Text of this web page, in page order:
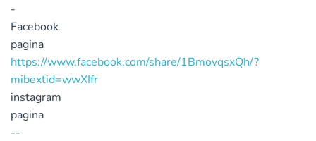
-
Facebook
pagina
https://www.facebook.com/share/1BmovqsxQh/?
mibextid=wwXIfr
instagram
pagina
--